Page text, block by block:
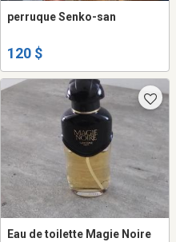
perruque Senko-san
120 $
Eau de toilette Magie Noire